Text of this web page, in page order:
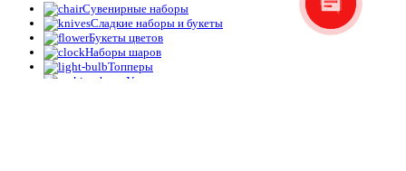
Сувенирные наборы
Сладкие наборы и букеты
Букеты цветов
Наборы шаров
Топперы
Упаковка